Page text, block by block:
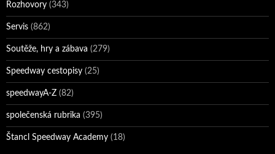
Rozhovory (343)
Servis (862)
Soutěže, hry a zábava (279)
Speedway cestopisy (25)
speedwayA-Z (82)
společenská rubrika (395)
Štancl Speedway Academy (18)